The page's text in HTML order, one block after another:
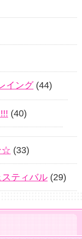
イング(44)
(40)
☆ (33)
ティバル (29)